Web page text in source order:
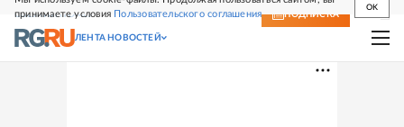
принимаете условия Пользовательского соглашения
OK
СВЕЖИЙ НОМЕР ПОДПИСКА
ЛЕНТА НОВОСТЕЙ